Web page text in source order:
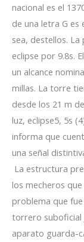
nacional es el
de una letra G es
sea, destellos.
eclipse por 9.8s.
un alcance
millas. La torre
desde los 21 m
luz, eclipse5, 5s
informa que
una señal
La estructura
los mecheros
problema que
torrero suboficial
aparato guarda-